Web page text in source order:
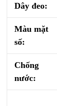
Dây đeo:
Màu mặt
số:
Chống
nước: